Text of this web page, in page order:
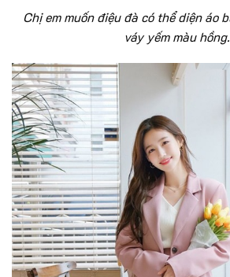
Chị em muốn điệu đà có thể diện áo
váy yếm màu hồng.